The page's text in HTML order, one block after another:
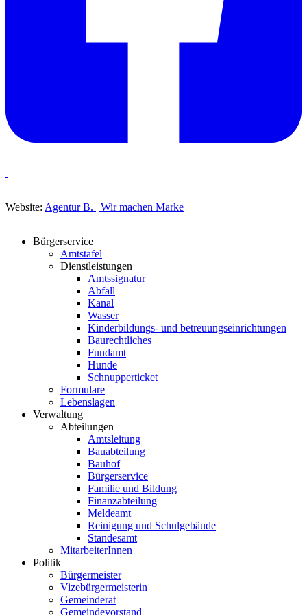
Website: Agentur B. | Wir machen Marke
Bürgerservice
Amtstafel
Dienstleistungen
Amtssignatur
Abfall
Kanal
Wasser
Kinderbildungs- und betreuungseinrichtungen
Baurechtliches
Fundamt
Hunde
Schnupperticket
Formulare
Lebenslagen
Verwaltung
Abteilungen
Amtsleitung
Bauabteilung
Bauhof
Bürgerservice
Familie und Bildung
Finanzabteilung
Meldeamt
Reinigung und Schulgebäude
Standesamt
MitarbeiterInnen
Politik
Bürgermeister
Vizebürgermeisterin
Gemeinderat
Gemeindevorstand